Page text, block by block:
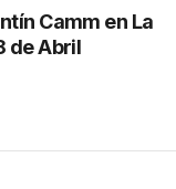
Camm en La
de Abril